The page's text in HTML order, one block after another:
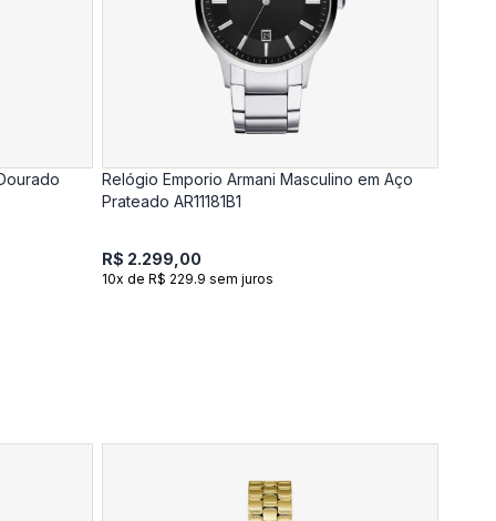
Relógio Emporio Armani Masculino em Aço
Prateado AR11181B1
R$ 2.299,00
10x de R$ 229.9 sem juros